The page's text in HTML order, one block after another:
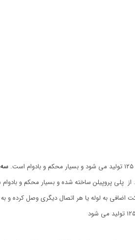
پلی پروپیلن ساخته شده و بسیار محکم و
اضافی به لوله یا هر اتصال دیگری وصل کرده و به